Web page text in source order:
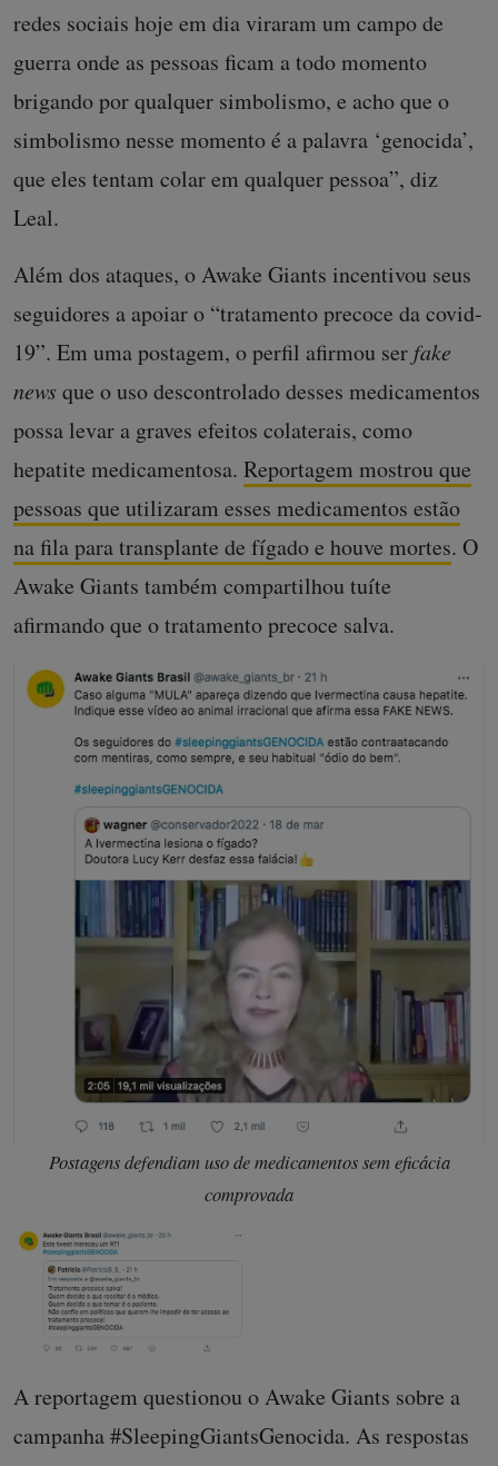
redes sociais hoje em dia viraram um campo de
guerra onde as pessoas ficam a todo momento
brigando por qualquer simbolismo, e acho que o
simbolismo nesse momento é a palavra ‘genocida’,
que eles tentam colar em qualquer pessoa”, diz
Leal.
Além dos ataques, o Awake Giants incentivou seus
seguidores a apoiar o “tratamento precoce da covid-
19”. Em uma postagem, o perfil afirmou ser fake
newsque o uso descontrolado desses medicamentos
possa levar a graves efeitos colaterais, como
hepatite medicamentosa. Reportagem mostrou que
pessoas que utilizaram esses medicamentos estão
na fila para transplante de fígado e houve mortes. O
Awake Giants também compartilhou tuíte
afirmando que o tratamento precoce salva.
Postagens defendiam uso de medicamentos sem eficácia
comprovada
A reportagem questionou o Awake Giants sobre a